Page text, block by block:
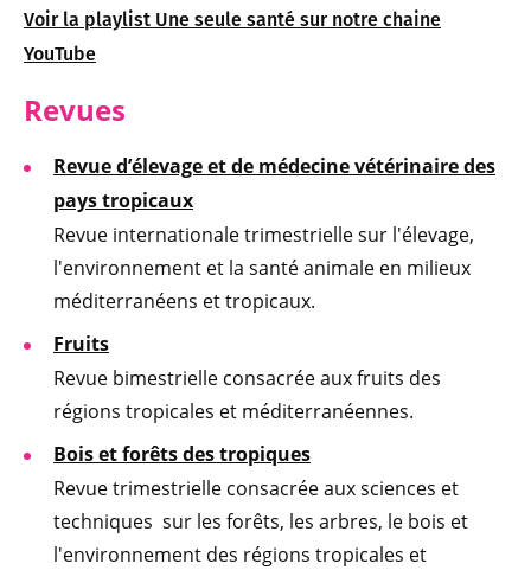
Voir la playlist Une seule santé sur notre chaine
YouTube
Revues
Revue d’élevage et de médecine vétérinaire des
pays tropicaux
Revue internationale trimestrielle sur l'élevage,
l'environnement et la santé animale en milieux
méditerranéens et tropicaux.
Fruits
Revue bimestrielle consacrée aux fruits des
régions tropicales et méditerranéennes.
Bois et forêts des tropiques
Revue trimestrielle consacrée aux sciences et
techniques sur les forêts, les arbres, le bois et
l'environnement des régions tropicales et